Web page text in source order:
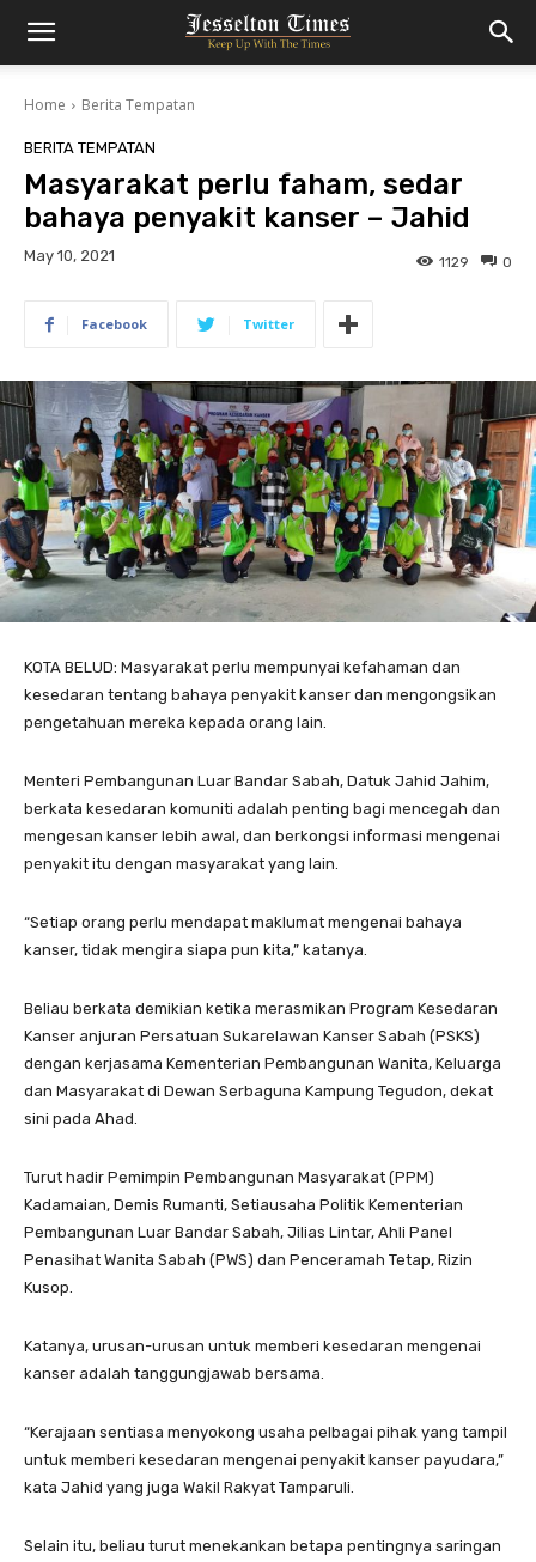
Home Berita Tempatan
BERITA TEMPATAN
Masyarakat perlu faham, sedar
bahaya penyakit kanser – Jahid
May 10, 2021 0
1129
Facebook Twitter
KOTA BELUD: Masyarakat perlu mempunyai kefahaman dan
kesedaran tentang bahaya penyakit kanser dan mengongsikan
pengetahuan mereka kepada orang lain.
Menteri Pembangunan Luar Bandar Sabah, Datuk Jahid Jahim,
berkata kesedaran komuniti adalah penting bagi mencegah dan
mengesan kanser lebih awal, dan berkongsi informasi mengenai
penyakit itu dengan masyarakat yang lain.
“Setiap orang perlu mendapat maklumat mengenai bahaya
kanser, tidak mengira siapa pun kita,” katanya.
Beliau berkata demikian ketika merasmikan Program Kesedaran
Kanser anjuran Persatuan Sukarelawan Kanser Sabah (PSKS)
dengan kerjasama Kementerian Pembangunan Wanita, Keluarga
dan Masyarakat di Dewan Serbaguna Kampung Tegudon, dekat
sini pada Ahad.
Turut hadir Pemimpin Pembangunan Masyarakat (PPM)
Kadamaian, Demis Rumanti, Setiausaha Politik Kementerian
Pembangunan Luar Bandar Sabah, Jilias Lintar, Ahli Panel
Penasihat Wanita Sabah (PWS) dan Penceramah Tetap, Rizin
Kusop.
Katanya, urusan-urusan untuk memberi kesedaran mengenai
kanser adalah tanggungjawab bersama.
“Kerajaan sentiasa menyokong usaha pelbagai pihak yang tampil
untuk memberi kesedaran mengenai penyakit kanser payudara,”
kata Jahid yang juga Wakil Rakyat Tamparuli.
Selain itu, beliau turut menekankan betapa pentingnya saringan